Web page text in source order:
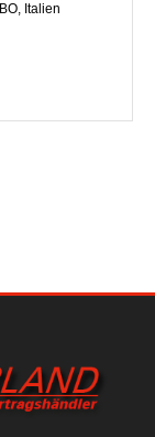
Italien